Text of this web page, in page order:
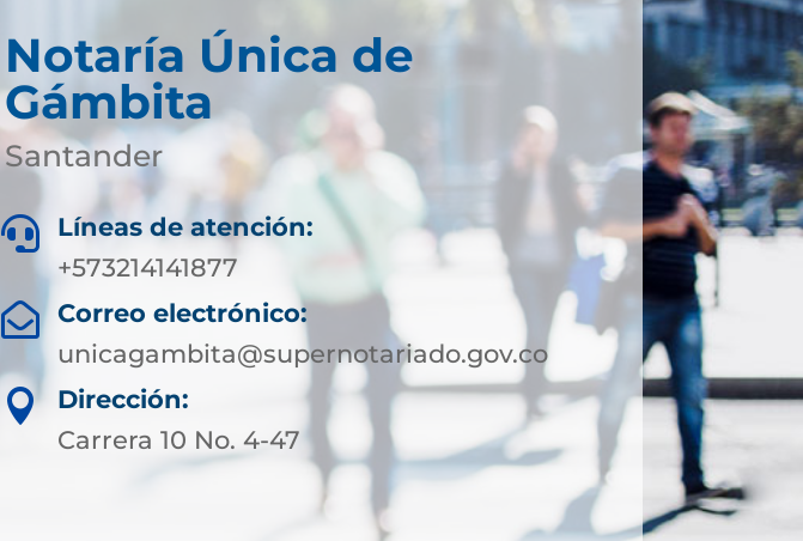
Notaría Única de
Gámbita
Santander

Líneas de atención:
+573214141877

Correo electrónico:
unicagambita@supernotariado.gov.co

Dirección:
Carrera 10 No. 4-47